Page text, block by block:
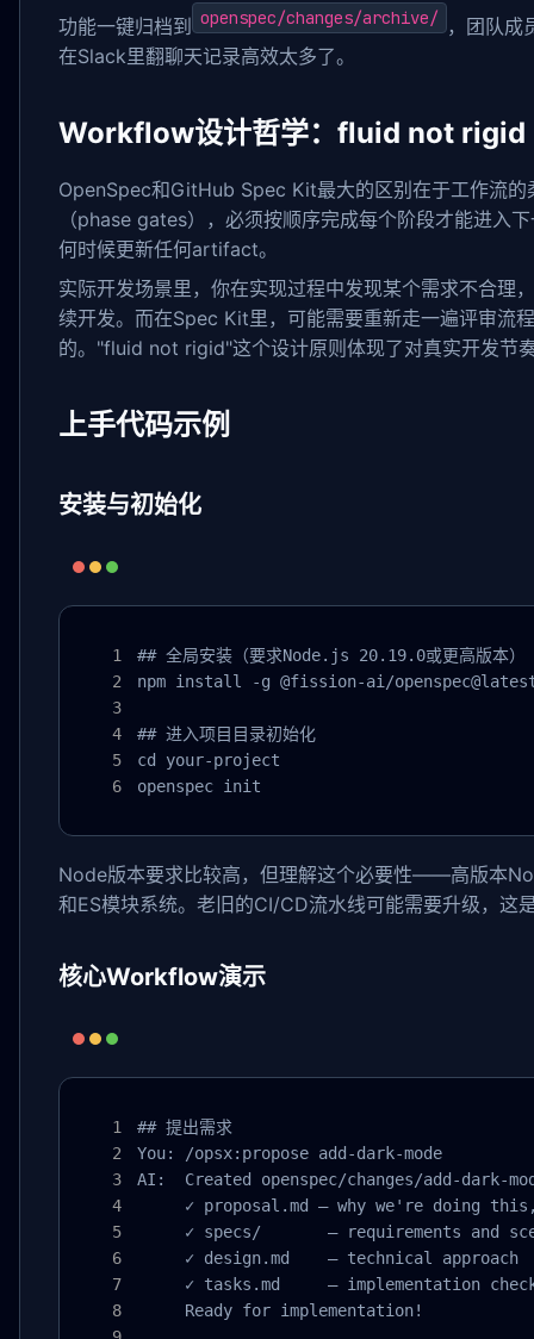
功能一键归档到
openspec/changes/archive/ ，团队成
在Slack里翻聊天记录高效太多了。
Workflow设计哲学：fluid not rigid
OpenSpec和GitHub Spec Kit最大的区别在于工作流
（phase gates），必须按顺序完成每个阶段才能进入
何时候更新任何artifact。
实际开发场景里，你在实现过程中发现某个需求不合理
续开发。而在Spec Kit里，可能需要重新走一遍评审
的。"fluid not rigid"这个设计原则体现了对真实开发节
上手代码示例
安装与初始化
## 全局安装（要求Node.js 20.19.0或更高版本）
npm install -g @fission-ai/
## 进入项目目录初始化
cd your-project
openspec init
Node版本要求比较高，但理解这个必要性——高版本
和ES模块系统。老旧的CI/CD流水线可能需要升级，这
核心Workflow演示
## 提出需求
You: /opsx:propose add-dark-mode
AI:  Created openspec/changes/add-dark-
✓ proposal.md — why we're doing
✓ specs/       — requirements and
     ✓ design.md    — technical approach
✓ tasks.md     — implementation
     Ready for implementation!